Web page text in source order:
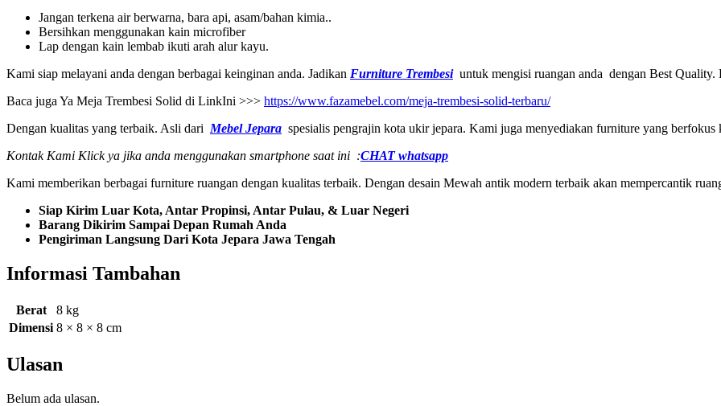
Jangan terkena air berwarna, bara api, asam/bahan kimia..
Bersihkan menggunakan kain microfiber
Lap dengan kain lembab ikuti arah alur kayu.
Kami siap melayani anda dengan berbagai keinginan anda. Jadikan Furniture Trembesi untuk mengisi ruangan anda dengan Best Quality.
Baca juga Ya Meja Trembesi Solid di LinkIni >>> https://www.fazamebel.com/meja-trembesi-solid-terbaru/
Dengan kualitas yang terbaik. Asli dari Mebel Jepara spesialis pengrajin kota ukir jepara. Kami juga menyediakan furniture yang berfokus
Kontak Kami Klick ya jika anda menggunakan smartphone saat ini :CHAT whatsapp
Kami memberikan berbagai furniture ruangan dengan kualitas terbaik. Dengan desain Mewah antik modern terbaik akan mempercantik
Siap Kirim Luar Kota, Antar Propinsi, Antar Pulau, & Luar Negeri
Barang Dikirim Sampai Depan Rumah Anda
Pengiriman Langsung Dari Kota Jepara Jawa Tengah
Informasi Tambahan
Berat
8 kg
Dimensi 8 × 8 × 8 cm
Ulasan
Belum ada ulasan.